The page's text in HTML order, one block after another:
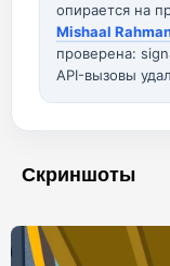
опирается на
Mishaal
проверена:
API-вызовы
Скриншоты